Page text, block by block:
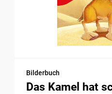
Bilderbuch
Das Kamel hat